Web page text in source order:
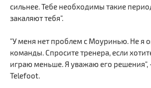
сильнее. Тебе необходимы такие
закаляют тебя".
"У меня нет проблем с Моуринью. Не я
команды. Спросите тренера, если
играю меньше. Я уважаю его
Telefoot.